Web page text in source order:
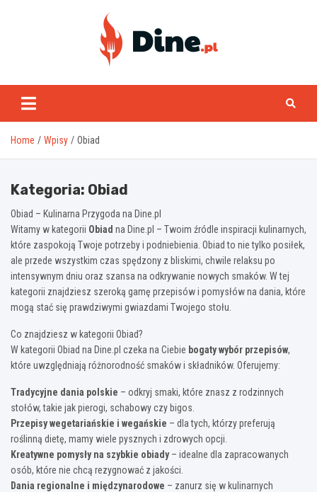
www.dine.pl
Home Wpisy Obiad
Kategoria: Obiad
Obiad – Kulinarna Przygoda na Dine.pl
Witamy w kategorii Obiad na Dine.pl – Twoim źródle inspiracji kulinarnych,
które zaspokoją Twoje potrzeby i podniebienia. Obiad to nie tylko posiłek,
ale przede wszystkim czas spędzony z bliskimi, chwile relaksu po
intensywnym dniu oraz szansa na odkrywanie nowych smaków. W tej
kategorii znajdziesz szeroką gamę przepisów i pomysłów na dania, które
mogą stać się prawdziwymi gwiazdami Twojego stołu.
Co znajdziesz w kategorii Obiad?
W kategorii Obiad na Dine.pl czeka na Ciebie bogaty wybór przepisów,
które uwzględniają różnorodność smaków i składników. Oferujemy:
Tradycyjne dania polskie – odkryj smaki, które znasz z rodzinnych
stołów, takie jak pierogi, schabowy czy bigos.
Przepisy wegetariańskie i wegańskie – dla tych, którzy preferują
roślinną dietę, mamy wiele pysznych i zdrowych opcji.
Kreatywne pomysły na szybkie obiady– idealne dla zapracowanych
osób, które nie chcą rezygnować z jakości.
Dania regionalne i międzynarodowe – zanurz się w kulinarnych